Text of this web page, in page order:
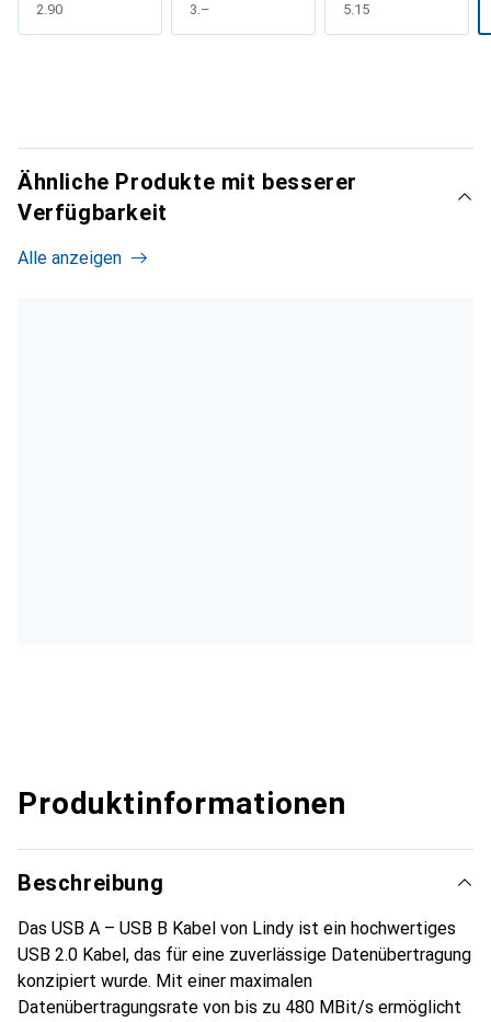
CHF
2.90 CHF
3.– CHF
5.15
Ähnliche Produkte mit besserer
Verfügbarkeit
Alle anzeigen
Produktinformationen
Beschreibung
Das USB A – USB B Kabel von Lindy ist ein hochwertiges
USB 2.0 Kabel, das für eine zuverlässige Datenübertragung
konzipiert wurde. Mit einer maximalen
Datenübertragungsrate von bis zu 480 MBit/s ermöglicht